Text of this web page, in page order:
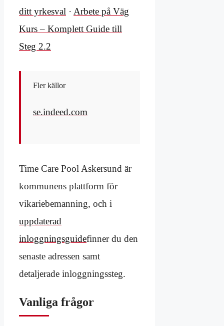
ditt yrkesval · Arbete på Väg
Kurs – Komplett Guide till
Steg 2.2
Fler källor
se.indeed.com
Time Care Pool Askersund är
kommunens plattform för
vikariebemanning, och i
uppdaterad
inloggningsguidefinner du den
senaste adressen samt
detaljerade inloggningssteg.
Vanliga frågor